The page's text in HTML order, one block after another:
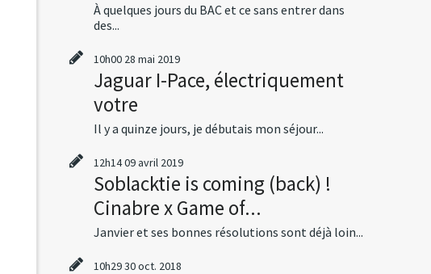
À quelques jours du BAC et ce sans entrer dans
des...
10h00 28 mai 2019
Jaguar I-Pace, électriquement
votre
Il y a quinze jours, je débutais mon séjour...
12h1409avril 2019
Soblacktie is coming (back) !
Cinabre x Game of...
Janvier et ses bonnes résolutions sont déjà loin...
10h2930oct. 2018